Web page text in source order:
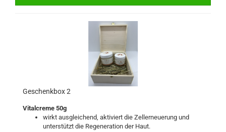
Geschenkbox 2
Vitalcreme 50g
wirkt ausgleichend, aktiviert die Zellerneuerung und
unterstützt die Regeneration der Haut.